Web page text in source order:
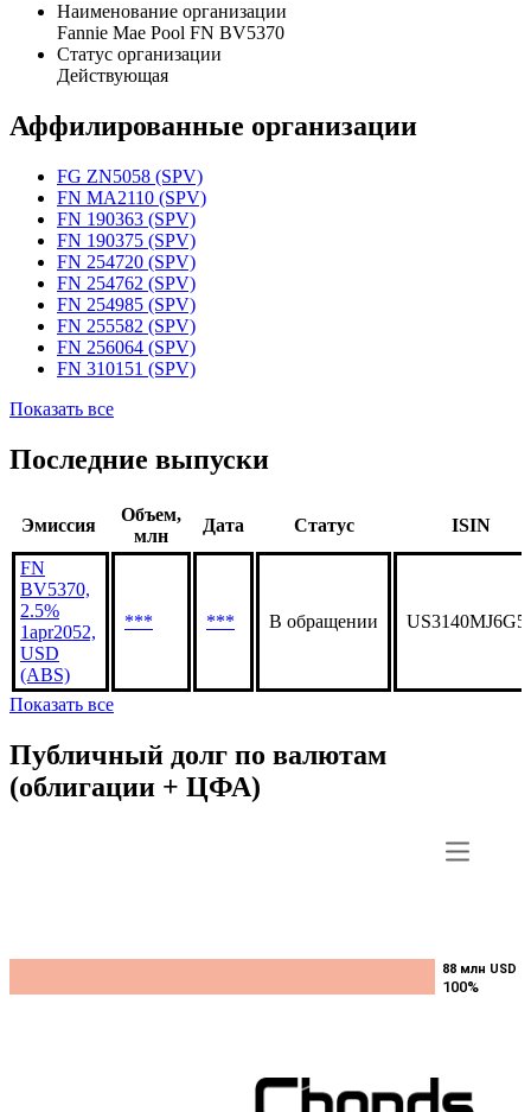
Наименование организации
Fannie Mae Pool FN BV5370
Статус организации
Действующая
Аффилированные организации
FG ZN5058 (SPV)
FN MA2110 (SPV)
FN 190363 (SPV)
FN 190375 (SPV)
FN 254720 (SPV)
FN 254762 (SPV)
FN 254985 (SPV)
FN 255582 (SPV)
FN 256064 (SPV)
FN 310151 (SPV)
Показать все
Последние выпуски
Эмиссия
Объем,
млн
Дата Статус ISIN
FN
BV5370,
2.5%
1apr2052,
USD
(ABS)
*** *** В обращении
Показать все
Публичный долг по валютам
(облигации + ЦФА)
88 млн USD
100%
88 млн USD
100%